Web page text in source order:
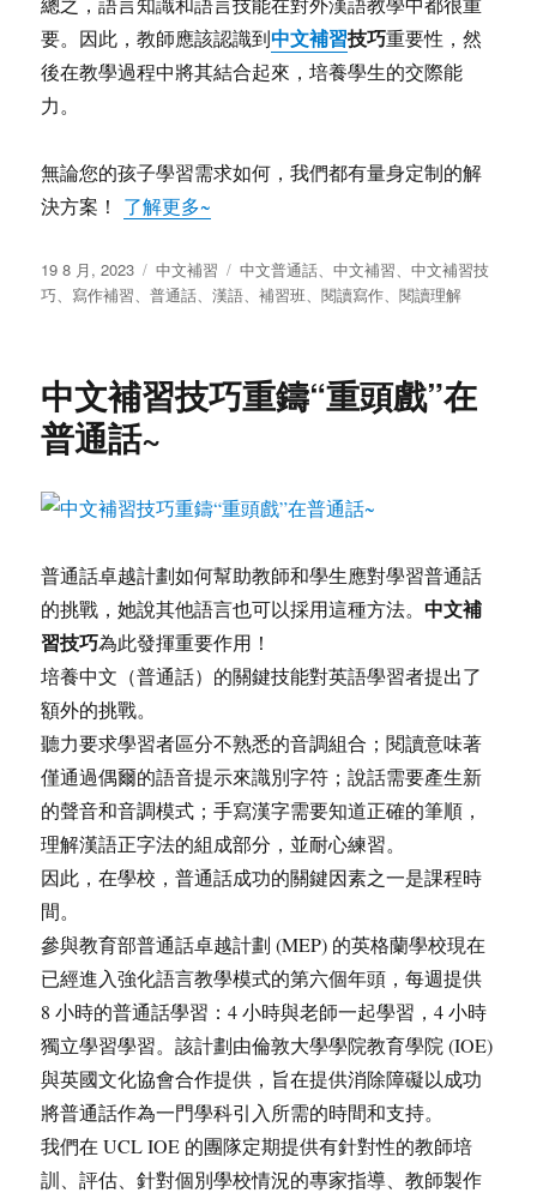
要。因此，教師應該認識到中文補習技巧重要性，然
後在教學過程中將其結合起來，培養學生的交際能
力。
無論您的孩子學習需求如何，我們都有量身定制的解
決方案！ 了解更多~
发
布
19 8 月, 2023
分
类
中文補習
标
签
中文普通話、中文補習、中文補習技
巧、 寫作補習、普通話、漢語、補習班、閱讀寫作、閱讀理解
中文補習技巧重鑄“重頭戲”在
普通話~
普通話卓越計劃如何幫助教師和學生應對學習普通話
的挑戰，她說其他語言也可以採用這種方法。中文補
習技巧為此發揮重要作用！
培養中文（普通話）的關鍵技能對英語學習者提出了
額外的挑戰。
聽力要求學習者區分不熟悉的音調組合；閱讀意味著
僅通過偶爾的語音提示來識別字符；說話需要產生新
的聲音和音調模式；手寫漢字需要知道正確的筆順，
理解漢語正字法的組成部分，並耐心練習。
因此，在學校，普通話成功的關鍵因素之一是課程時
間。
參與教育部普通話卓越計劃 (MEP) 的英格蘭學校現在
已經進入強化語言教學模式的第六個年頭，每週提供
8 小時的普通話學習：4 小時與老師一起學習，4 小時
獨立學習學習。該計劃由倫敦大學學院教育學院 (IOE)
與英國文化協會合作提供，旨在提供消除障礙以成功
將普通話作為一門學科引入所需的時間和支持。
我們在 UCL IOE 的團隊定期提供有針對性的教師培
訓、評估、針對個別學校情況的專家指導、教師製作